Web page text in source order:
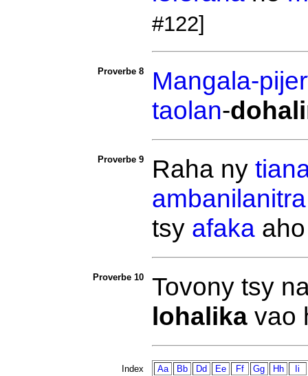
#122]
Proverbe 8
Mangala-
taolan-
Proverbe 9 Raha ny
ambanilanitra
tsy afaka
Proverbe 10
Tovony tsy
lohalikavao
Index Aa Bb Dd Ee Ff Gg Hh Ii